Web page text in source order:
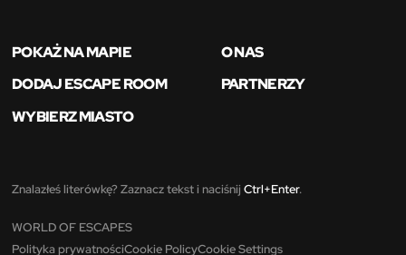
POKAŻ NA MAPIE
O NAS
DODAJ ESCAPE ROOM
PARTNERZY
WYBIERZ MIASTO
Znalazłeś literówkę? Zaznacz tekst i naciśnij Ctrl+Enter.
WORLD OF ESCAPES
Polityka prywatnościCookie PolicyCookie Settings